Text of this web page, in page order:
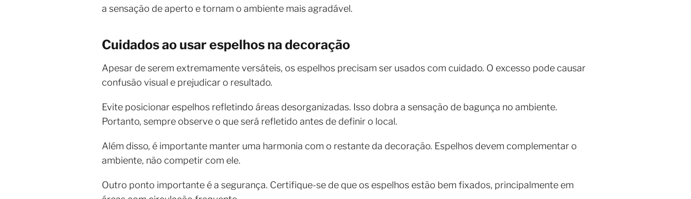
a sensação de aperto e tornam o ambiente mais agradável.
Cuidados ao usar espelhos na decoração
Apesar de serem extremamente versáteis, os espelhos precisam ser usados com cuidado. O excesso pode causar
confusão visual e prejudicar o resultado.
Evite posicionar espelhos refletindo áreas desorganizadas. Isso dobra a sensação de bagunça no ambiente.
Portanto, sempre observe o que será refletido antes de definir o local.
Além disso, é importante manter uma harmonia com o restante da decoração. Espelhos devem complementar o
ambiente, não competir com ele.
Outro ponto importante é a segurança. Certifique-se de que os espelhos estão bem fixados, principalmente em